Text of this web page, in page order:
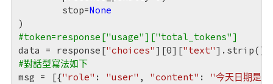
	stop=
None
#token=response["usage"]["total_tokens"]
data = response["choices"][0]["text"
#對話型寫法如下
msg = [{"role" : "user" , "content" : "今天日期是?"